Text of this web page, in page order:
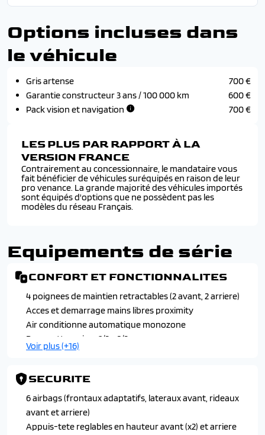
Options incluses dans
le véhicule
Gris artense
700 €
Garantie constructeur 3 ans / 100 000 km
600 €
Pack vision et navigation
700 €
LES PLUS PAR RAPPORT À LA
VERSION FRANCE
Contrairement au concessionnaire, le mandataire vous
fait bénéficier de véhicules suréquipés en raison de leur
pro venance. La grande majorité des véhicules importés
sont équipés d'options que ne possèdent pas les
modèles du réseau Français.
Equipements de série
CONFORT ET FONCTIONNALITES
4 poignees de maintien retractables (2 avant, 2 arriere)
Acces et demarrage mains libres proximity
Air conditionne automatique monozone
Banquette arriere 1/3 - 2/3
Console haute avec accoudoir et frein de stationnement
arriere et selecteur de mode de conduite (normal/eco et
sport selon motorisation)
Direction assistee electrique
Eclairage interieur
Voir plus (+16)
SECURITE
6 airbags (frontaux adaptatifs, lateraux avant, rideaux
avant et arriere)
Appuis-tete reglables en hauteur avant (x2) et arriere